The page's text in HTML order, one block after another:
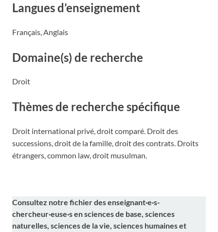
Langues d’enseignement
Français, Anglais
Domaine(s) de recherche
Droit
Thèmes de recherche spécifique
Droit international privé, droit comparé. Droit des
successions, droit de la famille, droit des contrats. Droits
étrangers, common law, droit musulman.
Consultez notre fichier des enseignant·e·s-
chercheur·euse·s en sciences de base, sciences
naturelles, sciences de la vie, sciences humaines et